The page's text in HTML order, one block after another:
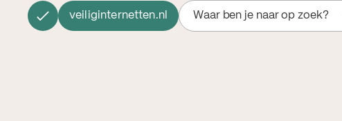
veiliginternetten.nl Waar ben je naar op zoek?